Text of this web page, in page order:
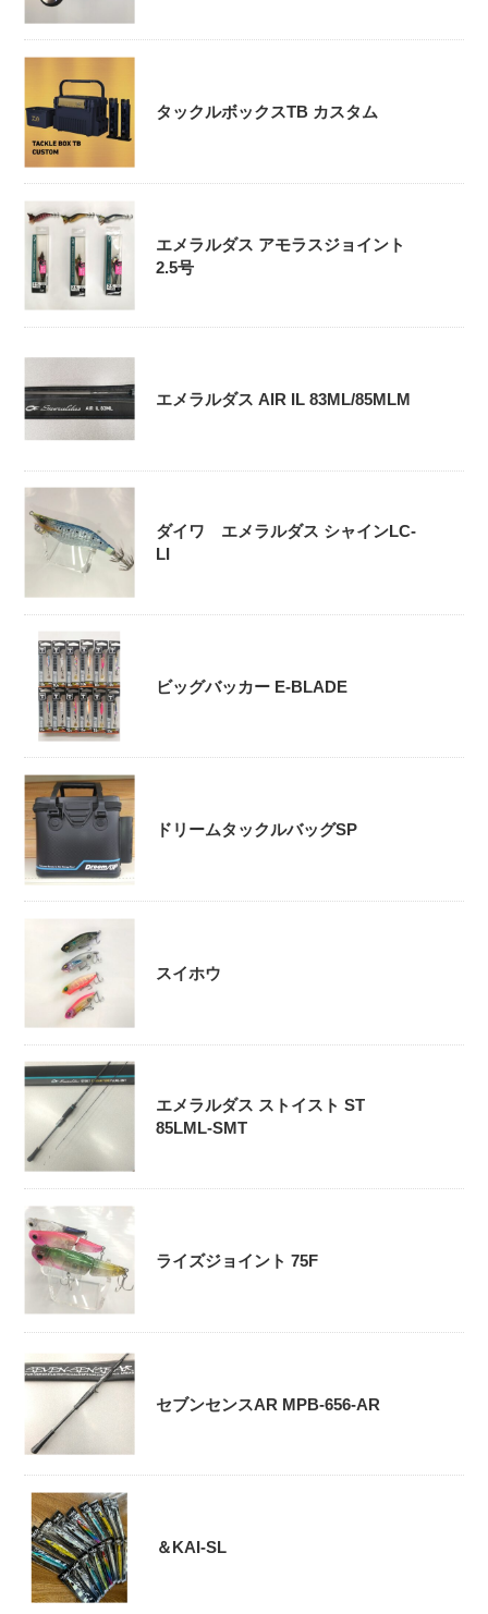
タックルボックスTB カスタム
エメラルダス アモラスジョイント
2.5号
エメラルダス AIR IL 83ML/85MLM
ダイワ エメラルダス シャインLC-
LI
ビッグバッカー E-BLADE
ドリームタックルバッグSP
スイホウ
エメラルダス ストイスト ST
85LML-SMT
ライズジョイント 75F
セブンセンスAR MPB-656-AR
＆KAI-SL